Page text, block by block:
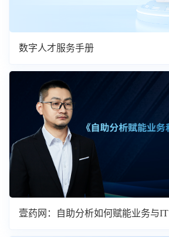
数字人才服务手册
壹药网：自助分析如何赋能业务与IT